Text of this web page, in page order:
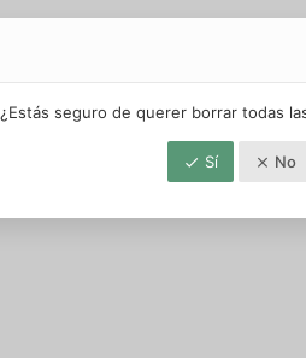
¿Estás seguro de querer borrar todas
Sí No